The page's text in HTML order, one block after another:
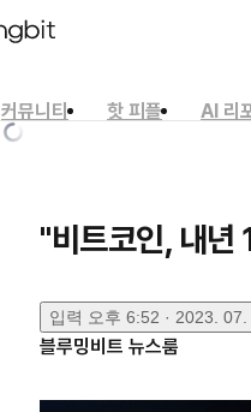
커뮤니티 핫 피플 AI 리
"비트코인, 내년
입력 오후 6:52 · 2023. 07.
블루밍비트 뉴스룸